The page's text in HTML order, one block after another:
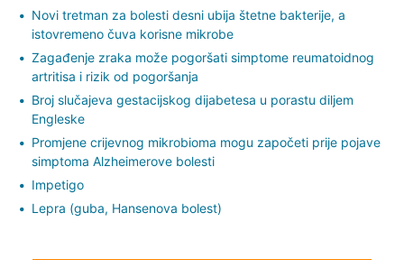
Novi tretman za bolesti desni ubija štetne bakterije, a
istovremeno čuva korisne mikrobe
Zagađenje zraka može pogoršati simptome reumatoidnog
artritisa i rizik od pogoršanja
Broj slučajeva gestacijskog dijabetesa u porastu diljem
Engleske
Promjene crijevnog mikrobioma mogu započeti prije pojave
simptoma Alzheimerove bolesti
Impetigo
Lepra (guba, Hansenova bolest)